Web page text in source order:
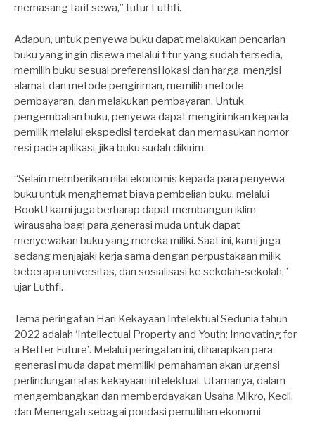
memasang tarif sewa,” tutur Luthfi.
Adapun, untuk penyewa buku dapat melakukan pencarian
buku yang ingin disewa melalui fitur yang sudah tersedia,
memilih buku sesuai preferensi lokasi dan harga, mengisi
alamat dan metode pengiriman, memilih metode
pembayaran, dan melakukan pembayaran. Untuk
pengembalian buku, penyewa dapat mengirimkan kepada
pemilik melalui ekspedisi terdekat dan memasukan nomor
resi pada aplikasi, jika buku sudah dikirim.
“Selain memberikan nilai ekonomis kepada para penyewa
buku untuk menghemat biaya pembelian buku, melalui
BookU kami juga berharap dapat membangun iklim
wirausaha bagi para generasi muda untuk dapat
menyewakan buku yang mereka miliki. Saat ini, kami juga
sedang menjajaki kerja sama dengan perpustakaan milik
beberapa universitas, dan sosialisasi ke sekolah-sekolah,”
ujar Luthfi.
Tema peringatan Hari Kekayaan Intelektual Sedunia tahun
2022 adalah ‘Intellectual Property and Youth: Innovating for
a Better Future’. Melalui peringatan ini, diharapkan para
generasi muda dapat memiliki pemahaman akan urgensi
perlindungan atas kekayaan intelektual. Utamanya, dalam
mengembangkan dan memberdayakan Usaha Mikro, Kecil,
dan Menengah sebagai pondasi pemulihan ekonomi